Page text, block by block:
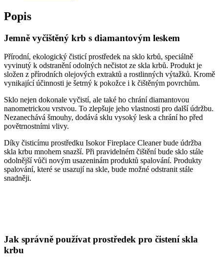
krbu
množství
Popis
Jemně vyčištěný krb s diamantovým leskem
Přírodní, ekologický čisticí prostředek na sklo krbů, speciálně
vyvinutý k odstranění odolných nečistot ze skla krbů. Produkt je
složen z přírodních olejových extraktů a rostlinných výtažků. Kromě
vynikající účinnosti je šetrný k pokožce i k čištěným povrchům.
Sklo nejen dokonale vyčistí, ale také ho chrání diamantovou
nanometrickou vrstvou. To zlepšuje jeho vlastnosti pro další údržbu.
Nezanechává šmouhy, dodává sklu vysoký lesk a chrání ho před
povětrnostními vlivy.
Díky čisticímu prostředku Isokor Fireplace Cleaner bude údržba
skla krbu mnohem snazší. Při pravidelném čištění bude sklo stále
odolnější vůči novým usazeninám produktů spalování. Produkty
spalování, které se usazují na skle, bude možné odstranit stále
snadněji.
Jak správně používat prostředek pro čistení skla
krbu